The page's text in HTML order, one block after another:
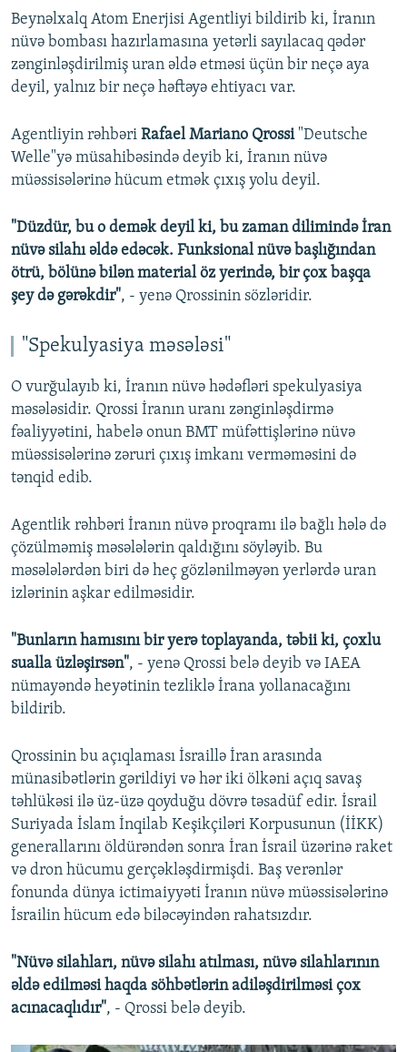
Beynəlxalq Atom Enerjisi Agentliyi bildirib ki, İranın
nüvə bombası hazırlamasına yetərli sayılacaq qədər
zənginləşdirilmiş uran əldə etməsi üçün bir neçə aya
deyil, yalnız bir neçə həftəyə ehtiyacı var.
Agentliyin rəhbəri Rafael Mariano Qrossi"Deutsche
Welle"yə müsahibəsində deyib ki, İranın nüvə
müəssisələrinə hücum etmək çıxış yolu deyil.
"Düzdür, bu o demək deyil ki, bu zaman dilimində İran
nüvə silahı əldə edəcək. Funksional nüvə başlığından
ötrü, bölünə bilən material öz yerində, bir çox başqa
şey də gərəkdir", - yenə Qrossinin sözləridir.
"Spekulyasiya məsələsi"
O vurğulayıb ki, İranın nüvə hədəfləri spekulyasiya
məsələsidir. Qrossi İranın uranı zənginləşdirmə
fəaliyyətini, habelə onun BMT müfəttişlərinə nüvə
müəssisələrinə zəruri çıxış imkanı verməməsini də
tənqid edib.
Agentlik rəhbəri İranın nüvə proqramı ilə bağlı hələ də
çözülməmiş məsələlərin qaldığını söyləyib. Bu
məsələlərdən biri də heç gözlənilməyən yerlərdə uran
izlərinin aşkar edilməsidir.
"Bunların hamısını bir yerə toplayanda, təbii ki, çoxlu
sualla üzləşirsən", - yenə Qrossi belə deyib və IAEA
nümayəndə heyətinin tezliklə İrana yollanacağını
bildirib.
Qrossinin bu açıqlaması İsraillə İran arasında
münasibətlərin gərildiyi və hər iki ölkəni açıq savaş
təhlükəsi ilə üz-üzə qoyduğu dövrə təsadüf edir. İsrail
Suriyada İslam İnqilab Keşikçiləri Korpusunun (İİKK)
generallarını öldürəndən sonra İran İsrail üzərinə raket
və dron hücumu gerçəkləşdirmişdi. Baş verənlər
fonunda dünya ictimaiyyəti İranın nüvə müəssisələrinə
İsrailin hücum edə biləcəyindən rahatsızdır.
"Nüvə silahları, nüvə silahı atılması, nüvə silahlarının
əldə edilməsi haqda söhbətlərin adiləşdirilməsi çox
acınacaqlıdır", - Qrossi belə deyib.